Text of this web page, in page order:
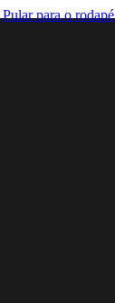
Pular para o rodapé